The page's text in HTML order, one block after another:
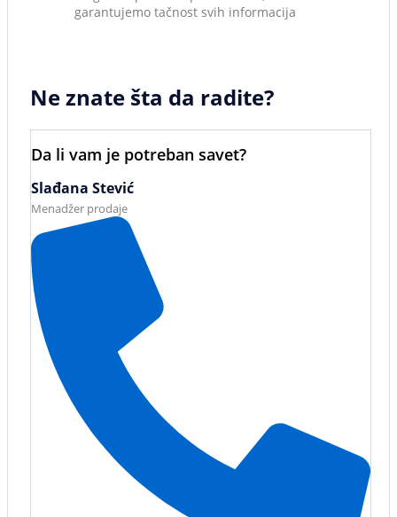
garantujemo tačnost svih informacija
Ne znate šta da radite?
Da li vam je potreban savet?
Slađana Stević
Menadžer prodaje